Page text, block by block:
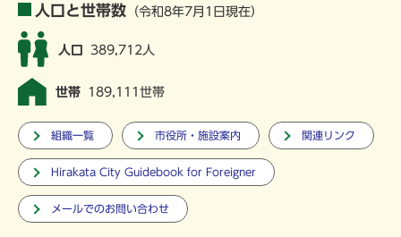
人口と世帯数 （令和8年7月1日現在）
人口 389,712人
世帯 189,111世帯
組織一覧 市役所・施設案内 関連リンク
Hirakata City Guidebook for Foreigner
メールでのお問い合わせ